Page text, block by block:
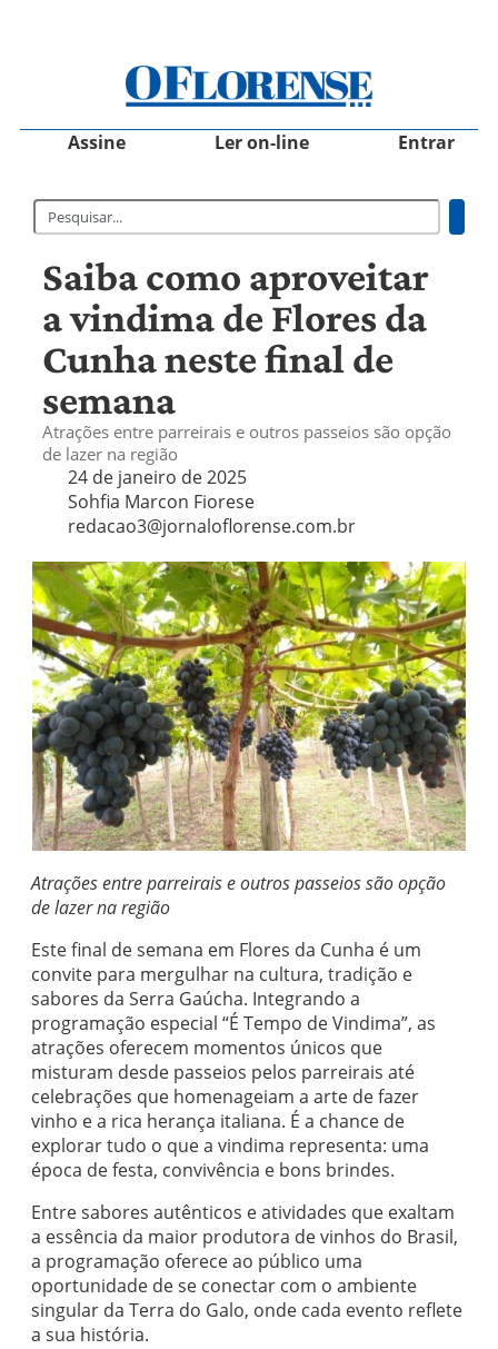
Assine Ler on-line Entrar
Saiba como aproveitar
a vindima de Flores da
Cunha neste final de
semana
Atrações entre parreirais e outros passeios são opção
de lazer na região
24 de janeiro de 2025
Sohfia Marcon Fiorese
redacao3@jornaloflorense.com.br
Atrações entre parreirais e outros passeios são opção
de lazer na região
Este final de semana em Flores da Cunha é um
convite para mergulhar na cultura, tradição e
sabores da Serra Gaúcha. Integrando a
programação especial “É Tempo de Vindima”, as
atrações oferecem momentos únicos que
misturam desde passeios pelos parreirais até
celebrações que homenageiam a arte de fazer
vinho e a rica herança italiana. É a chance de
explorar tudo o que a vindima representa: uma
época de festa, convivência e bons brindes.
Entre sabores autênticos e atividades que exaltam
a essência da maior produtora de vinhos do Brasil,
a programação oferece ao público uma
oportunidade de se conectar com o ambiente
singular da Terra do Galo, onde cada evento reflete
a sua história.